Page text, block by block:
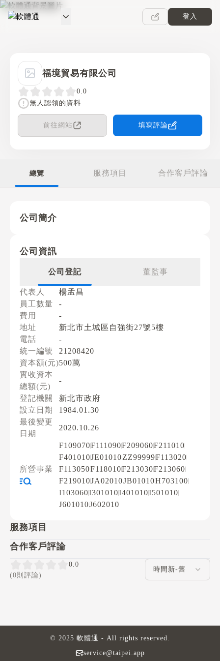
軟體通
登入
福境貿易有限公司
0.0
無人認領的資料
前往網站 填寫評論
總覽 服務項目 合作客戶評論
公司簡介
公司資訊
公司登記 董監事
代表人
楊孟昌
員工數量
-
費用
-
地址
新北市土城區自強街27號5樓
電話
-
統一編號
21208420
資本額(元)500萬
實收資本
總額(元)
-
登記機關
新北市政府
設立日期
1984.01.30
最後變更
日期
2020.10.26
所營事業
F109070F111090F209060F211010
F401010JE01010ZZ99999F113020
F113050F118010F213030F213060
F219010JA02010JB01010H703100
I103060I301010I401010I501010
J601010J602010
服務項目
合作客戶評論
0.0
(0則評論)
評論排序
service@taipei.app
© 2025 軟體通 - All rights reserved.